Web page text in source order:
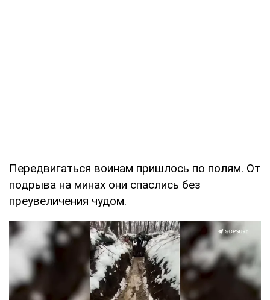
Передвигаться воинам пришлось по полям. От
подрыва на минах они спаслись без
преувеличения чудом.